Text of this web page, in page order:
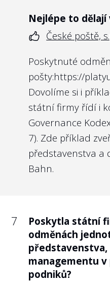
Nejlépe to dělají
České poště,
Poskytnuté
pošty:https://
Dovolíme si i
státní firmy řídí i
Governance
7). Zde příklad
představenstva a
Bahn.
7
Poskytla státní
odměnách
představenstva,
managementu
podniků?